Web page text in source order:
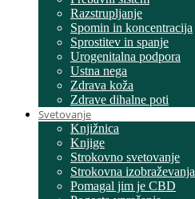
Razstrupljanje
Spomin in koncentracija
Sprostitev in spanje
Urogenitalna podpora
Ustna nega
Zdrava koža
Zdrave dihalne poti
Svetovanje
Knjižnica
Knjige
Strokovno svetovanje
Strokovna izobraževanja
Pomagal jim je CBD